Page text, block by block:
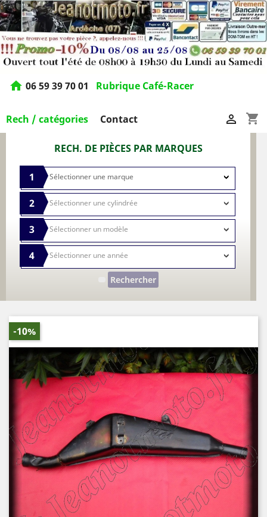
home 06 59 39 70 01 Rubrique Café-Racer
Rech / catégories Contact shopping_cart

RECH. DE PIÈCES PAR MARQUES
1
2
3
4
Rechercher
-10%